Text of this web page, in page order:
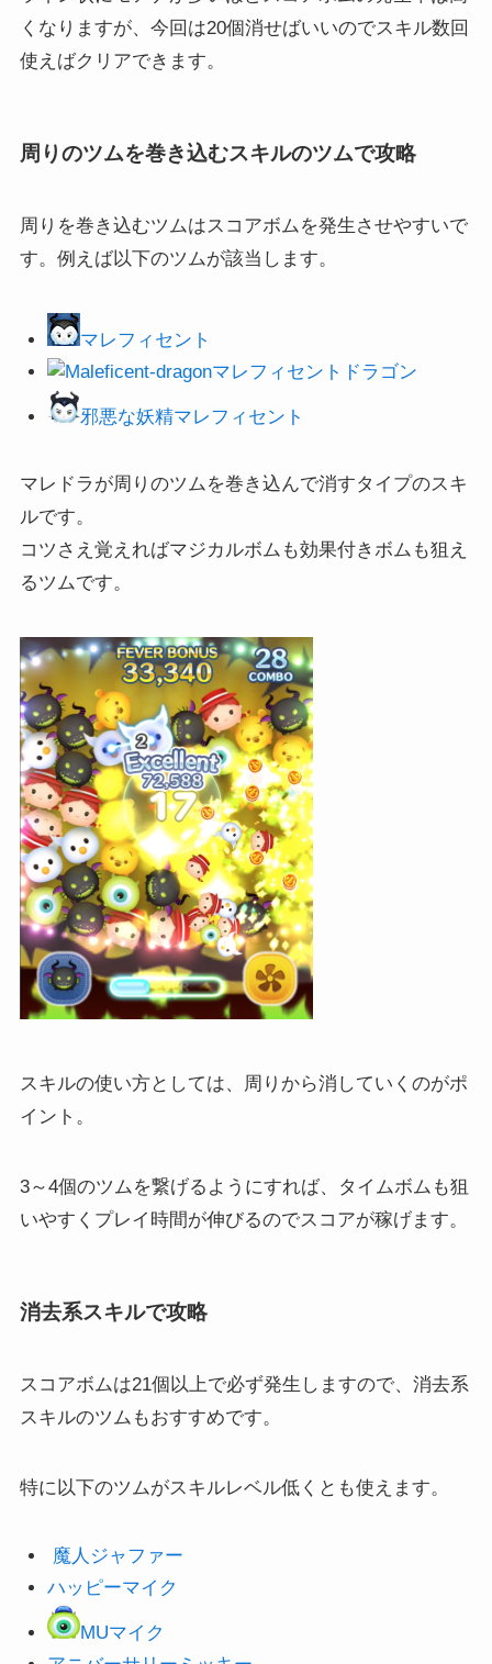
くなりますが、今回は20個消せばいいのでスキル数回
使えばクリアできます。
周りのツムを巻き込むスキルのツムで攻略
周りを巻き込むツムはスコアボムを発生させやすいで
す。例えば以下のツムが該当します。
マレフィセント
マレフィセントドラゴン
邪悪な妖精マレフィセント
マレドラが周りのツムを巻き込んで消すタイプのスキ
ルです。
コツさえ覚えればマジカルボムも効果付きボムも狙え
るツムです。
スキルの使い方としては、周りから消していくのがポ
イント。
3～4個のツムを繋げるようにすれば、タイムボムも狙
いやすくプレイ時間が伸びるのでスコアが稼げます。
消去系スキルで攻略
スコアボムは21個以上で必ず発生しますので、消去系
スキルのツムもおすすめです。
特に以下のツムがスキルレベル低くとも使えます。
魔人ジャファー
ハッピーマイク
MUマイク